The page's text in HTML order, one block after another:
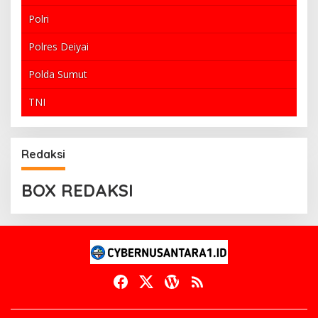
Polri
Polres Deiyai
Polda Sumut
TNI
Redaksi
BOX REDAKSI